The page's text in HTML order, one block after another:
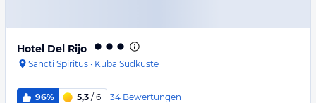
Hotel Del Rijo
Sancti Spiritus · Kuba Südküste
96% 5,3 / 6 34 Bewertungen